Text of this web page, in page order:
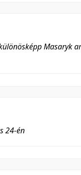
Masaryk
24-én